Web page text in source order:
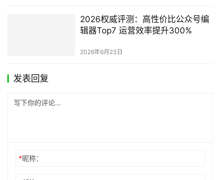
2026权威评测：高性价比公众号编
辑器Top7 运营效率提升300%
2026年6月23日
发表回复
*昵称：